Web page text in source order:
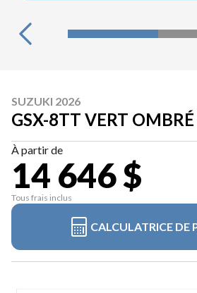
SUZUKI 2026
GSX-8TT VERT
À partir de
14 646 $
Tous frais inclus
CALCULATRICE DE